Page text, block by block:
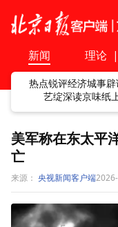
新闻 理论 |
热点锐评经济城事
艺绽深读京味纸
美军称在东太平
亡
来源： 央视新闻客户端